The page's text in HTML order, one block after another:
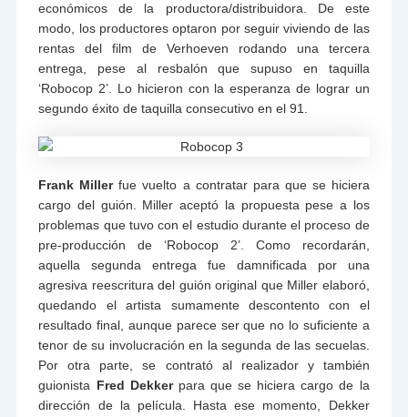
económicos de la productora/distribuidora. De este
modo, los productores optaron por seguir viviendo de las
rentas del film de Verhoeven rodando una tercera
entrega, pese al resbalón que supuso en taquilla
‘Robocop 2’. Lo hicieron con la esperanza de lograr un
segundo éxito de taquilla consecutivo en el 91.
Frank Millerfue vuelto a contratar para que se hiciera
cargo del guión. Miller aceptó la propuesta pese a los
problemas que tuvo con el estudio durante el proceso de
pre-producción de ‘Robocop 2’. Como recordarán,
aquella segunda entrega fue damnificada por una
agresiva reescritura del guión original que Miller elaboró,
quedando el artista sumamente descontento con el
resultado final, aunque parece ser que no lo suficiente a
tenor de su involucración en la segunda de las secuelas.
Por otra parte, se contrató al realizador y también
guionista Fred Dekkerpara que se hiciera cargo de la
dirección de la película. Hasta ese momento, Dekker